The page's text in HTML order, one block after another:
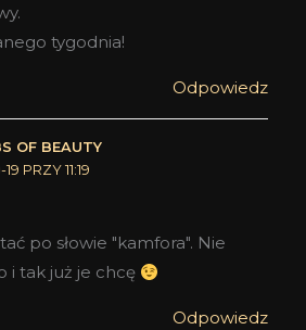
tygodnia!
Odpowiedz
OF BEAUTY
PRZY 11:19
po słowie "kamfora". Nie
i tak już je chcę
Odpowiedz